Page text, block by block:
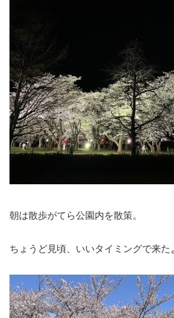
朝は散歩がてら公園内を散策。
ちょうど見頃、いいタイミングで来た